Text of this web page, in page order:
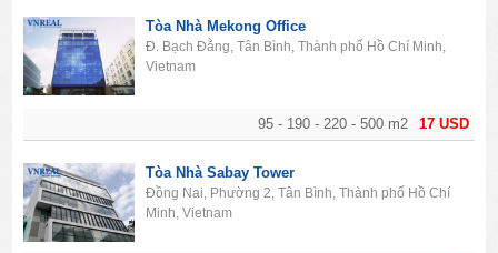
17 USD
95 - 190 - 220 - 500 m2
Tòa Nhà Mekong Office
Đ. Bạch Đằng, Tân Bình, Thành phố Hồ Chí Minh,
Vietnam
Tòa Nhà Sabay Tower
Đồng Nai, Phường 2, Tân Bình, Thành phố Hồ Chí
Minh, Vietnam